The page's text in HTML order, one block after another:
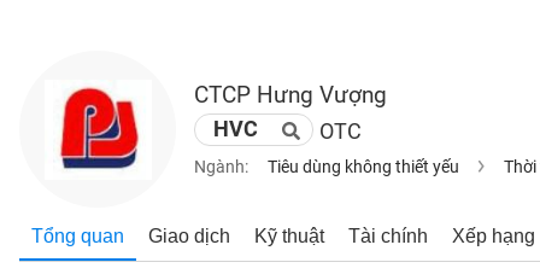
CTCP Hưng Vượng
HVC OTC
Ngành: Tiêu dùng không thiết yếu
Tổng quan Giao dịch Kỹ thuật Tài chính Xếp hạng
CHỨNG
KHOÁN
NGHIỆP